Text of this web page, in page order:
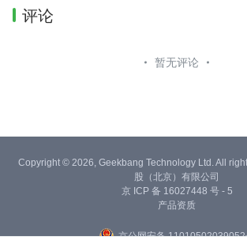
评论
暂无评论
Copyright © 2026, Geekbang Technology Ltd. All
股（北京）有限公司
京 ICP 备 16027448 号 - 5
产品资质
京公网安备 11010502039052